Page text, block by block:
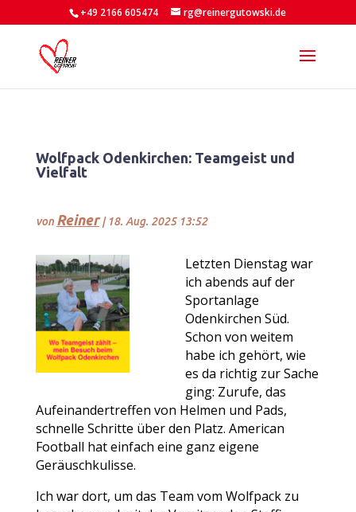
+49 2166 605474 rg@reinergutowski.de
Wolfpack Odenkirchen: Teamgeist und
Vielfalt
von Reiner| 18. Aug. 2025 13:52
Letzten Dienstag war
ich abends auf der
Sportanlage
Odenkirchen Süd.
Schon von weitem
habe ich gehört, wie
es da richtig zur Sache
ging: Zurufe, das
Aufeinandertreffen von Helmen und Pads,
schnelle Schritte über den Platz. American
Football hat einfach eine ganz eigene
Geräuschkulisse.
Ich war dort, um das Team vom Wolfpack zu